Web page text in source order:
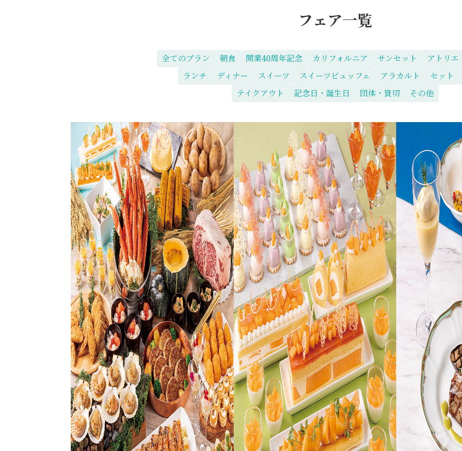
フェア一覧
全てのプラン 朝食 開業40周年記念 カリフォルニア サンセット アトリエ
ランチ
ディナー スイーツ スイーツビュッフェ アラカルト セット
テイクアウト
記念日・誕生日 団体・貸切 その他